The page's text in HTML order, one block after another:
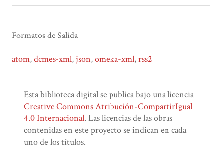
Formatos de Salida
atom,dcmes-xml, json,omeka-xml,rss2
Esta biblioteca digital se publica bajo una licencia
Creative Commons Atribución-CompartirIgual
4.0 Internacional. Las licencias de las obras
contenidas en este proyecto se indican en cada
uno de los títulos.